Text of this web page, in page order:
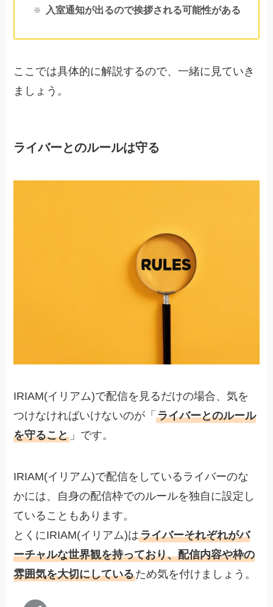
入室通知が出るので挨拶される可能性がある
ここでは具体的に解説するので、一緒に見ていき
ましょう。
ライバーとのルールは守る
IRIAM(イリアム)で配信を見るだけの場合、気を
つけなければいけないのが「ライバーとのルール
を守ること 」です。
IRIAM(イリアム)で配信をしているライバーのな
かには、自身の配信枠でのルールを独自に設定し
ていることもあります。
とくにIRIAM(イリアム)はライバーそれぞれがバ
ーチャルな世界観を持っており、配信内容や枠の
雰囲気を大切にしているため気を付けましょう。